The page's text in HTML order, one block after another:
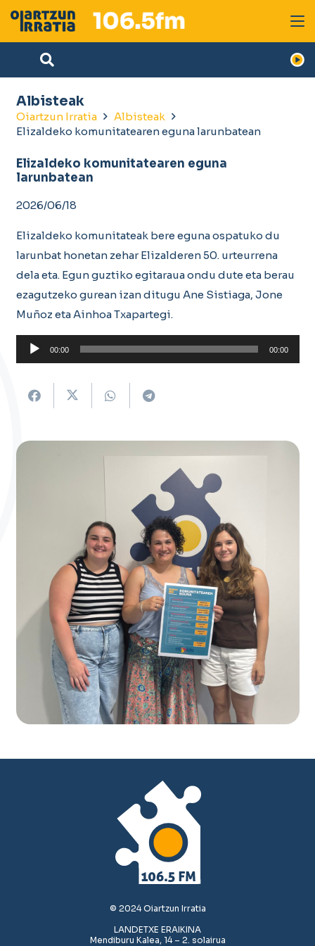
Albisteak
Oiartzun Irratia
Albisteak
Elizaldeko komunitatearen eguna larunbatean
Elizaldeko komunitatearen eguna
larunbatean
2026/06/18
Elizaldeko komunitateak bere eguna ospatuko du
larunbat honetan zehar Elizalderen 50. urteurrena
dela eta. Egun guztiko egitaraua ondu dute eta berau
ezagutzeko gurean izan ditugu Ane Sistiaga, Jone
Muñoz eta Ainhoa Txapartegi.
Soinu
erreproduzigailua
00:00 00:00
© 2024 Oiartzun Irratia
LANDETXE ERAIKINA
Mendiburu Kalea, 14 – 2. solairua